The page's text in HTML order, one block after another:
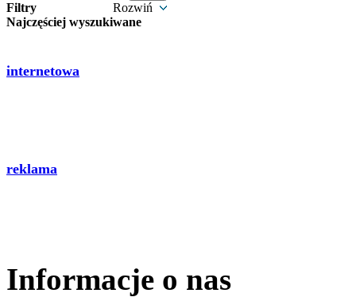
Filtry
Rozwiń
Najczęściej wyszukiwane
internetowa
reklama
Informacje o nas